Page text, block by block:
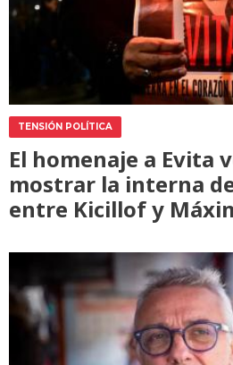
TENSIÓN POLÍTICA
El homenaje a Evita
mostrar la interna
entre Kicillof y